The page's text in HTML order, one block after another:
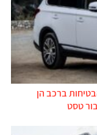
ברכב הן
טסט